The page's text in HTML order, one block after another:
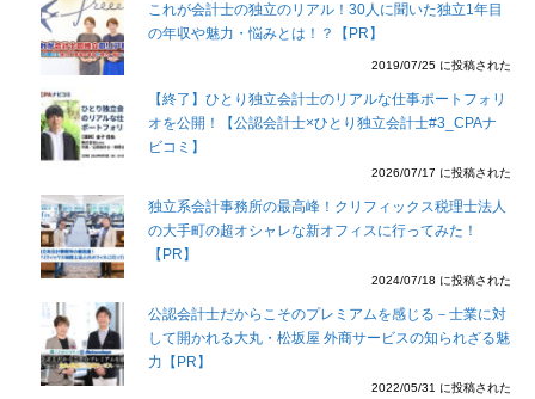
これが会計士の独立のリアル！30人に聞いた独立1年目
の年収や魅力・悩みとは！？【PR】
2019/07/25 に投稿された
【終了】ひとり独立会計士のリアルな仕事ポートフォリ
オを公開！【公認会計士×ひとり独立会計士#3_CPAナ
ビコミ】
2026/07/17 に投稿された
独立系会計事務所の最高峰！クリフィックス税理士法人
の大手町の超オシャレな新オフィスに行ってみた！
【PR】
2024/07/18 に投稿された
公認会計士だからこそのプレミアムを感じる－士業に対
して開かれる大丸・松坂屋 外商サービスの知られざる魅
力【PR】
2022/05/31 に投稿された